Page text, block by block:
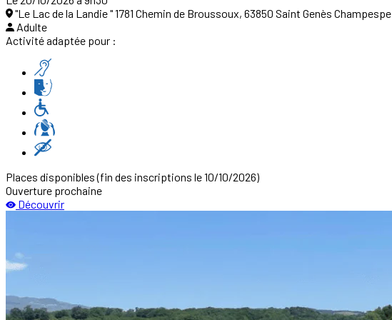
"Le Lac de la Landie " 1781 Chemin de Broussoux, 63850 Saint Genès Champespe.
Adulte
Activité adaptée pour :
Places disponibles(fin des inscriptions le 10/10/2026)
Ouverture prochaine
Découvrir